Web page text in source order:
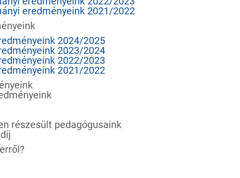
eredményeink 2021/2022
2024/2025
2023/2024
2022/2023
2021/2022
részesült pedagógusaink